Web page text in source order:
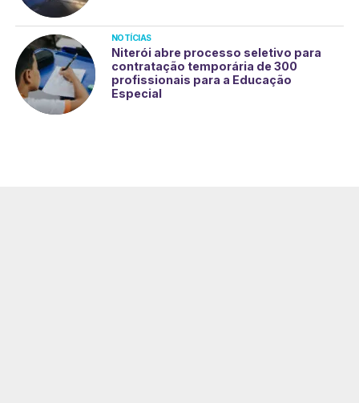
NOTÍCIAS
Niterói abre processo seletivo para
contratação temporária de 300
profissionais para a Educação
Especial